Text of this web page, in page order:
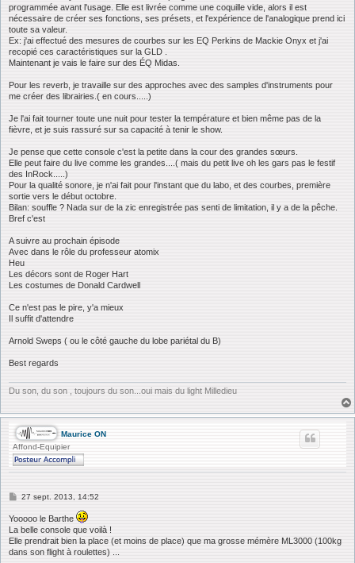
programmée avant l'usage. Elle est livrée comme une coquille vide, alors il est
nécessaire de créer ses fonctions, ses présets, et l'expérience de l'analogique prend ici
toute sa valeur.
Ex: j'ai effectué des mesures de courbes sur les EQ Perkins de Mackie Onyx et j'ai
recopié ces caractéristiques sur la GLD .
Maintenant je vais le faire sur des ÉQ Midas.
Pour les reverb, je travaille sur des approches avec des samples d'instruments pour
me créer des librairies.( en cours.....)
Je l'ai fait tourner toute une nuit pour tester la température et bien même pas de la
fièvre, et je suis rassuré sur sa capacité à tenir le show.
Je pense que cette console c'est la petite dans la cour des grandes sœurs.
Elle peut faire du live comme les grandes....( mais du petit live oh les gars pas le festif
des InRock.....)
Pour la qualité sonore, je n'ai fait pour l'instant que du labo, et des courbes, première
sortie vers le début octobre.
Bilan: souffle ? Nada sur de la zic enregistrée pas senti de limitation, il y a de la pêche.
Bref c'est
A suivre au prochain épisode
Avec dans le rôle du professeur atomix
Heu
Les décors sont de Roger Hart
Les costumes de Donald Cardwell
Ce n'est pas le pire, y'a mieux
Il suffit d'attendre
Arnold Sweps ( ou le côté gauche du lobe pariétal du B)
Best regards
Du son, du son , toujours du son...oui mais du light Milledieu
Maurice ON
Affond-Equipier
M
s
a
g
e
27 sept. 2013, 14:52
Yooooo le Barthe
La belle console que voilà !
Elle prendrait bien la place (et moins de place) que ma grosse mémère ML3000 (100kg
dans son flight à roulettes) ...